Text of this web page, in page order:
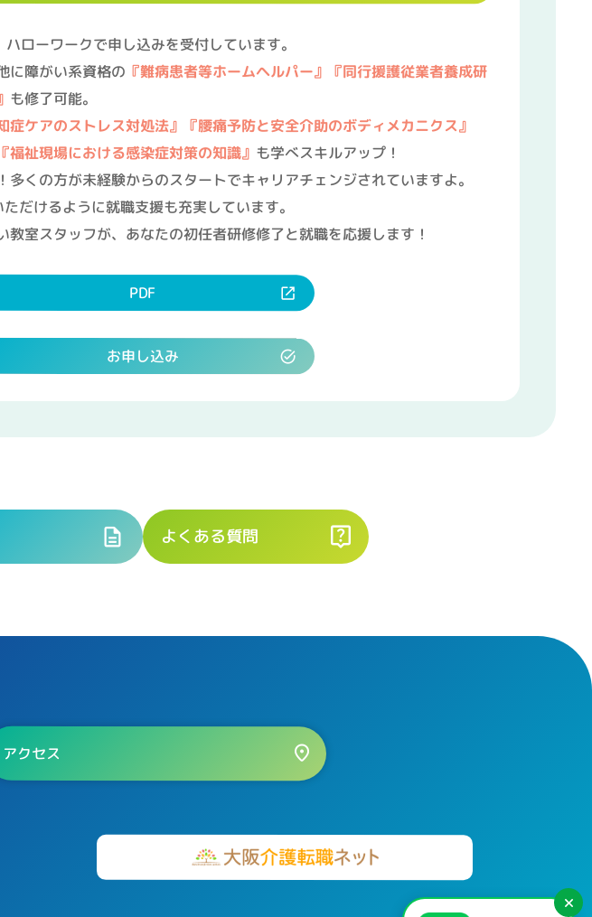
ローワークで申し込みを受付しています。
に障がい系資格の 『難病患者等ホームヘルパー』『同行援護従業者養成研
も修了可能。
症ケアのストレス対処法』『腰痛予防と安全介助のボディメカニクス』
『福祉現場における感染症対策の知識』 も学べスキルアップ！
多くの方が未経験からのスタートでキャリアチェンジされていますよ。
だけるように就職支援も充実しています。
教室スタッフが、あなたの初任者研修修了と就職を応援します！
PDF
お申し込み
よくある質問
×
アクセス